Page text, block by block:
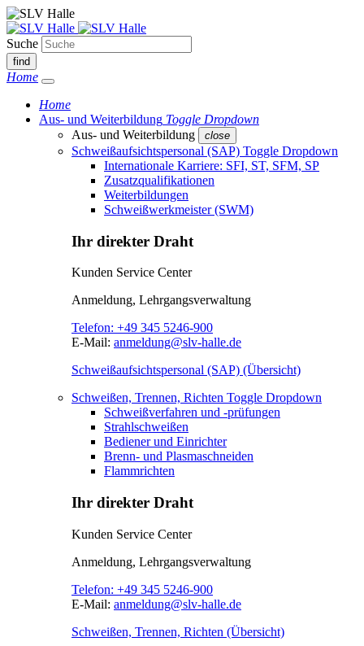
Suche
find
Home
Home
Aus- und Weiterbildung Toggle Dropdown
Aus- und Weiterbildung
close
Schweißaufsichtspersonal (SAP) Toggle Dropdown
Internationale Karriere: SFI, ST, SFM, SP
Zusatzqualifikationen
Weiterbildungen
Schweißwerkmeister (SWM)
Ihr direkter Draht
Kunden Service Center
Anmeldung, Lehrgangsverwaltung
Telefon: +49 345 5246-900
E-Mail: anmeldung@slv-halle.de
Schweißaufsichtspersonal (SAP) (Übersicht)
Schweißen, Trennen, Richten Toggle Dropdown
Schweißverfahren und -prüfungen
Strahlschweißen
Bediener und Einrichter
Brenn- und Plasmaschneiden
Flammrichten
Ihr direkter Draht
Kunden Service Center
Anmeldung, Lehrgangsverwaltung
Telefon: +49 345 5246-900
E-Mail: anmeldung@slv-halle.de
Schweißen, Trennen, Richten (Übersicht)